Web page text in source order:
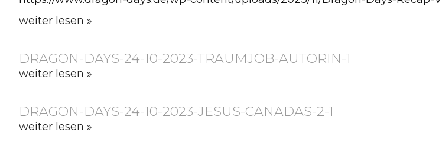
weiter lesen »
DRAGON-DAYS-24-10-2023-TRAUMJOB-AUTORIN-1
weiter lesen »
DRAGON-DAYS-24-10-2023-JESUS-CANADAS-2-1
weiter lesen »